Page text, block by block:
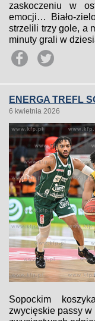
zaskoczeniu w
emocji… Biało-
strzelili trzy gole, a
minuty grali w
ENERGA TREFL
6 kwietnia 2026
Sopockim
zwycięskie passy w